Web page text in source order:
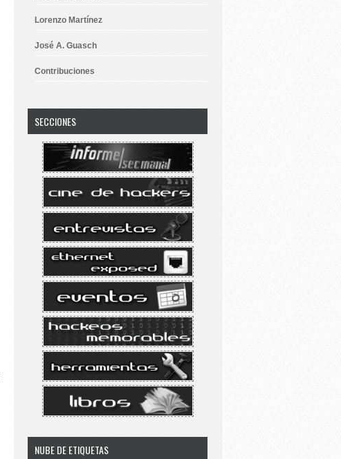
Lorenzo Martínez
José A. Guasch
Contribuciones
SECCIONES
NUBE DE ETIQUETAS